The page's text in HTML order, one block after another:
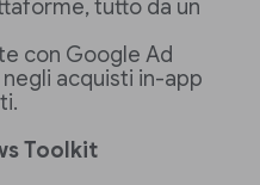
tutto da un
con Google Ad
acquisti in-app
Toolkit